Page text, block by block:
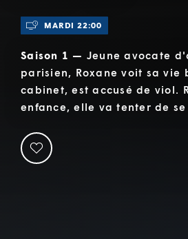
MARDI 22:00
Saison 1 — Jeune avocate
parisien, Roxane voit sa vie
cabinet, est accusé de viol.
enfance, elle va tenter de